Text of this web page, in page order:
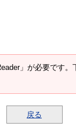
」が必要です
戻る